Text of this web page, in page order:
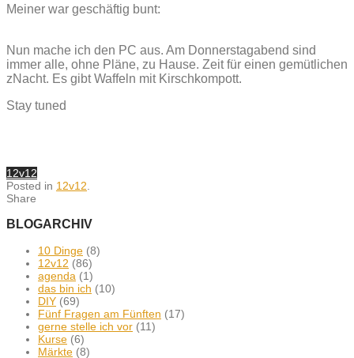
Meiner war geschäftig bunt:
Nun mache ich den PC aus. Am Donnerstagabend sind
immer alle, ohne Pläne, zu Hause. Zeit für einen gemütlichen
zNacht. Es gibt Waffeln mit Kirschkompott.
Stay tuned
12v12
Posted in 12v12
Share
BLOGARCHIV
10 Dinge (8)
12v12 (86)
agenda (1)
das bin ich (10)
DIY (69)
Fünf Fragen am Fünften (17)
gerne stelle ich vor (11)
Kurse (6)
Märkte (8)